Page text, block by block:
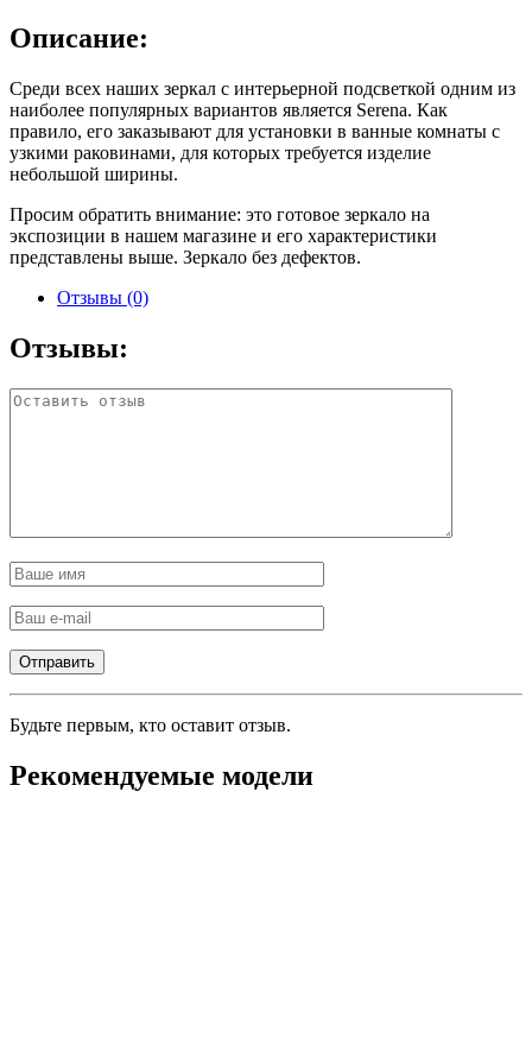
Описание:
Среди всех наших зеркал с интерьерной подсветкой одним из
наиболее популярных вариантов является Serena. Как
правило, его заказывают для установки в ванные комнаты с
узкими раковинами, для которых требуется изделие
небольшой ширины.
Просим обратить внимание: это готовое зеркало на
экспозиции в нашем магазине и его характеристики
представлены выше. Зеркало без дефектов.
Отзывы (0)
Отзывы:
Будьте первым, кто оставит отзыв.
Рекомендуемые модели